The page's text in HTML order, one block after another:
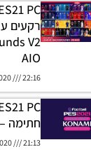
V2
AIO
22:16
חתימה – Signature Menu Mod
21:13